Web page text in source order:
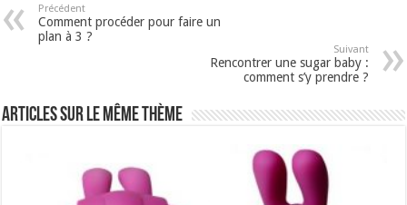
Précédent
Comment procéder pour faire un
plan à 3 ?
Suivant
Rencontrer une sugar baby :
comment s’y prendre ?
Articles sur le même thème